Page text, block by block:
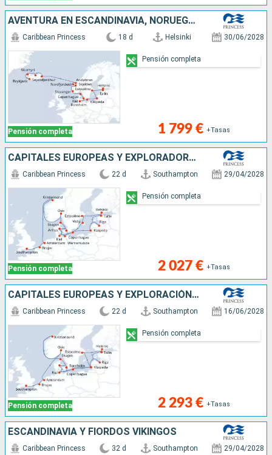
AVENTURA EN ESCANDINAVIA, NORUEGA E ISLA
Pensión completa
Caribbean Princess 18 d Helsinki 30/06/2028
1 799 € +Tasas
Pensión completa
CAPITALES EUROPEAS Y EXPLORADORES DEL BÁ
Pensión completa
Caribbean Princess 22 d Southampton 29/04/2028
2 027 € +Tasas
Pensión completa
CAPITALES EUROPEAS Y EXPLORACIÓN DEL BÁL
Pensión completa
Caribbean Princess 22 d Southampton 16/06/2028
2 293 € +Tasas
Pensión completa
ESCANDINAVIA Y FIORDOS VIKINGOS
Caribbean Princess 32 d Southampton 29/04/2028